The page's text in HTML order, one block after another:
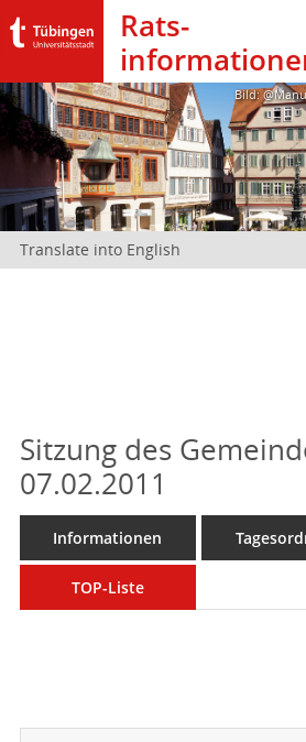
Rats­
Bild:
Translate into English
Sitzung des
07.02.2011
Informationen
TOP-Liste